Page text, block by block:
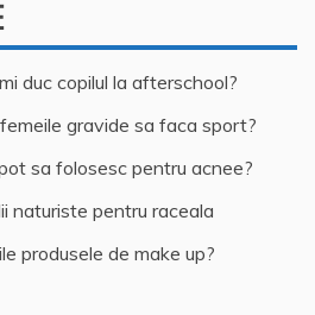
duc copilul la afterschool?
gravide sa faca sport?
sa folosesc pentru acnee?
naturiste pentru raceala
produsele de make up?